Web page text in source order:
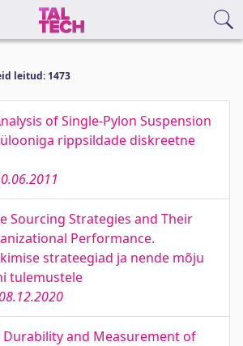
leitud: 1473
of Single-Pylon Suspension
rippsildade diskreetne
Sourcing Strategies and Their
Performance.
strateegiad ja nende mõju
tulemustele
08.12.2020
and Measurement of